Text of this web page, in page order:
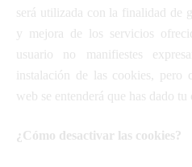
será utilizada con la finalidad de
y mejora de los servicios
usuario no manifiestes
instalación de las cookies,
web se entenderá que has dado tu
¿Cómo desactivar las cookies?